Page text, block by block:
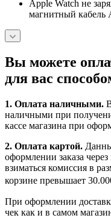
Apple Watch не
магнитный кабель
Вы можете
для вас
1. Оплата наличными.
наличными при
кассе магазина при
2. Оплата картой.
оформлении заказа
взиматься комиссия в
корзине превышает
При оформлении
чек как и в самом